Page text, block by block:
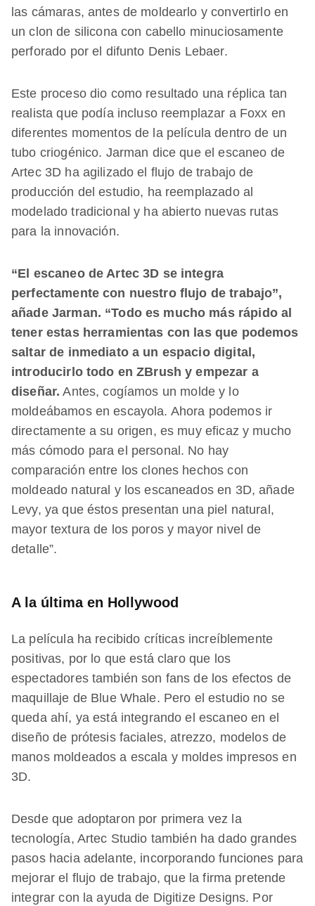
las cámaras, antes de moldearlo y convertirlo en
un clon de silicona con cabello minuciosamente
perforado por el difunto Denis Lebaer.
Este proceso dio como resultado una réplica tan
realista que podía incluso reemplazar a Foxx en
diferentes momentos de la película dentro de un
tubo criogénico. Jarman dice que el escaneo de
Artec 3D ha agilizado el flujo de trabajo de
producción del estudio, ha reemplazado al
modelado tradicional y ha abierto nuevas rutas
para la innovación.
“El escaneo de Artec 3D se integra
perfectamente con nuestro flujo de trabajo”,
añade Jarman. “Todo es mucho más rápido al
tener estas herramientas con las que podemos
saltar de inmediato a un espacio digital,
introducirlo todo en ZBrush y empezar a
diseñar. Antes, cogíamos un molde y lo
moldeábamos en escayola. Ahora podemos ir
directamente a su origen, es muy eficaz y mucho
más cómodo para el personal. No hay
comparación entre los clones hechos con
moldeado natural y los escaneados en 3D, añade
Levy, ya que éstos presentan una piel natural,
mayor textura de los poros y mayor nivel de
detalle”.
A la última en Hollywood
La película ha recibido críticas increíblemente
positivas, por lo que está claro que los
espectadores también son fans de los efectos de
maquillaje de Blue Whale. Pero el estudio no se
queda ahí, ya está integrando el escaneo en el
diseño de prótesis faciales, atrezzo, modelos de
manos moldeados a escala y moldes impresos en
3D.
Desde que adoptaron por primera vez la
tecnología, Artec Studio también ha dado grandes
pasos hacia adelante, incorporando funciones para
mejorar el flujo de trabajo, que la firma pretende
integrar con la ayuda de Digitize Designs. Por